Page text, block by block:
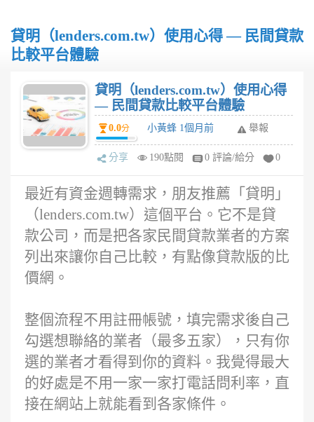
貸明（lenders.com.tw）使用心得 — 民間貸款
比較平台體驗
貸明（lenders.com.tw）使用心得
— 民間貸款比較平台體驗
0.0分 小黃蜂 1個月前 舉報
分享 190點閱 0 評論/給分 0
最近有資金週轉需求，朋友推薦「貸明」
（lenders.com.tw）這個平台。它不是貸
款公司，而是把各家民間貸款業者的方案
列出來讓你自己比較，有點像貸款版的比
價網。
整個流程不用註冊帳號，填完需求後自己
勾選想聯絡的業者（最多五家），只有你
選的業者才看得到你的資料。我覺得最大
的好處是不用一家一家打電話問利率，直
接在網站上就能看到各家條件。